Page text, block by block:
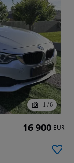
1 / 6
16 900 EUR